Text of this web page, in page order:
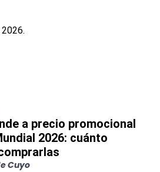
a precio promocional
2026: cuánto
Cuyo